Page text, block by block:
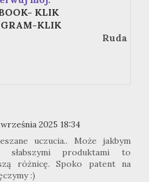
KLIK
KLIK
Ruda
2025 18:34
uczucia.. Może jakbym
słabszymi produktami to
różnicę. Spoko patent na
:)